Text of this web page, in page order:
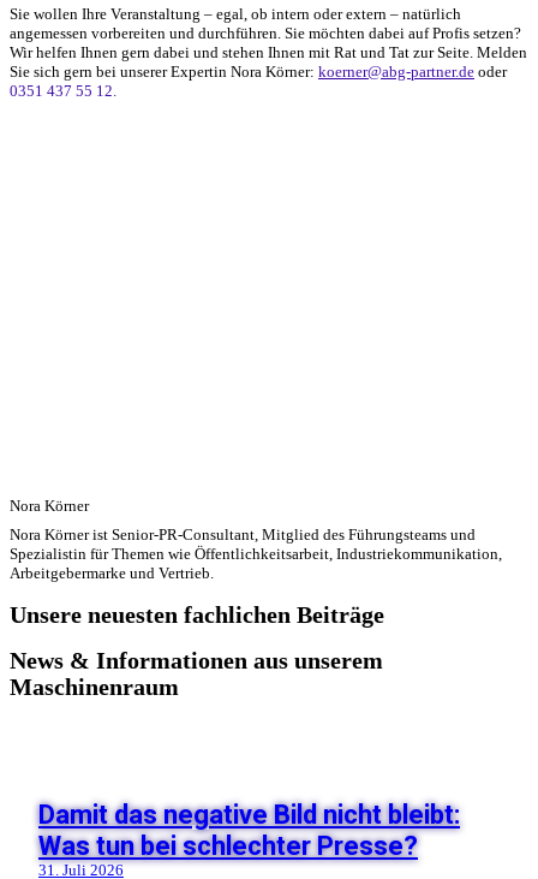
Sie wollen Ihre Veranstaltung – egal, ob intern oder extern – natürlich
angemessen vorbereiten und durchführen. Sie möchten dabei auf Profis setzen?
Wir helfen Ihnen gern dabei und stehen Ihnen mit Rat und Tat zur Seite. Melden
Sie sich gern bei unserer Expertin Nora Körner: koerner@abg-partner.de oder
0351 437 55 12.
Nora Körner
Nora Körner ist Senior-PR-Consultant, Mitglied des Führungsteams und
Spezialistin für Themen wie Öffentlichkeitsarbeit, Industriekommunikation,
Arbeitgebermarke und Vertrieb.
Unsere neuesten fachlichen Beiträge
News & Informationen aus unserem
Maschinenraum
Damit das negative Bild nicht bleibt:
Was tun bei schlechter Presse?
31. Juli 2026